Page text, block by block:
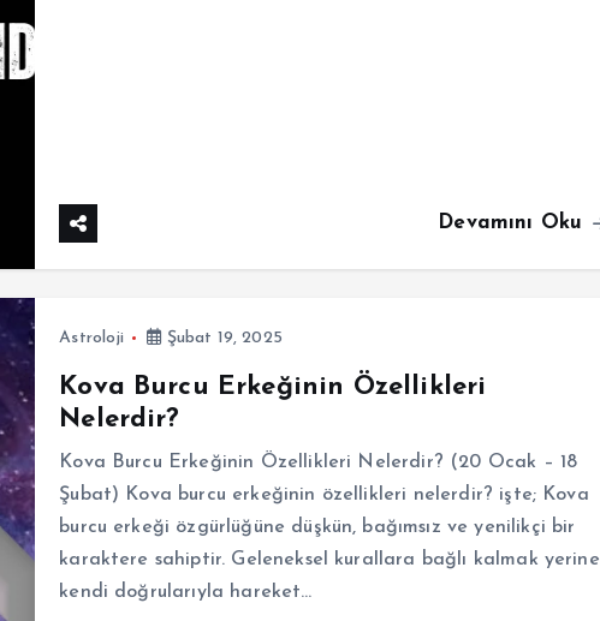
Devamını Oku
Astroloji Şubat 19, 2025
Kova Burcu Erkeğinin Özellikleri
Nelerdir?
Kova Burcu Erkeğinin Özellikleri Nelerdir? (20 Ocak – 18
Şubat) Kova burcu erkeğinin özellikleri nelerdir? işte; Kova
burcu erkeği özgürlüğüne düşkün, bağımsız ve yenilikçi bir
karaktere sahiptir. Geleneksel kurallara bağlı kalmak yerine
kendi doğrularıyla hareket…